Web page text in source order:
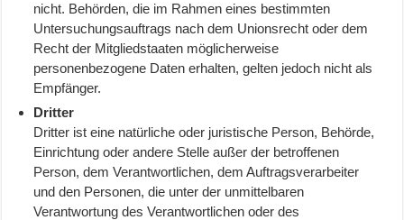
nicht. Behörden, die im Rahmen eines bestimmten
Untersuchungsauftrags nach dem Unionsrecht oder dem
Recht der Mitgliedstaaten möglicherweise
personenbezogene Daten erhalten, gelten jedoch nicht als
Empfänger.
Dritter
Dritter ist eine natürliche oder juristische Person, Behörde,
Einrichtung oder andere Stelle außer der betroffenen
Person, dem Verantwortlichen, dem Auftragsverarbeiter
und den Personen, die unter der unmittelbaren
Verantwortung des Verantwortlichen oder des